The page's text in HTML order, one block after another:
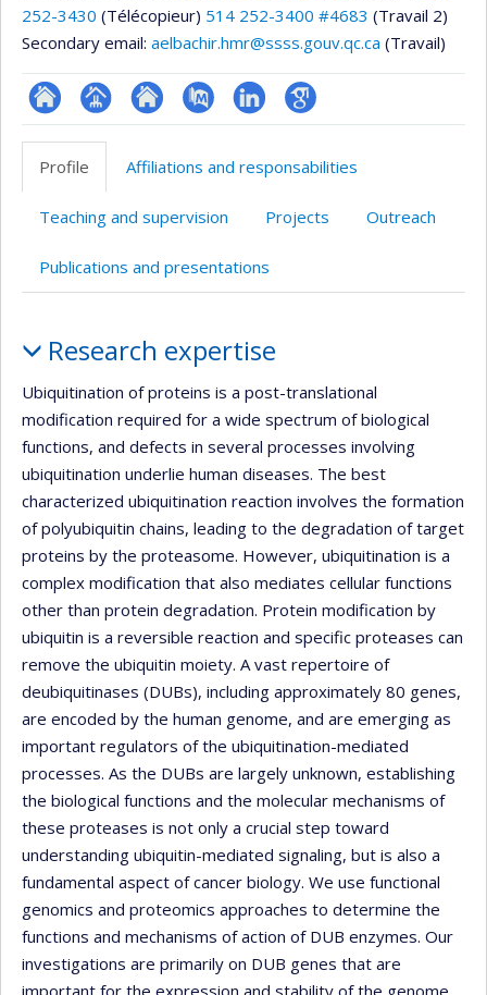
252-3430 (Télécopieur) 514 252-3400 #4683 (Travail 2)
Secondary email: aelbachir.hmr@ssss.gouv.qc.ca (Travail)
ResearchGate
Page
professionnelle
(faculté,département,école)
Site
web
l’unité
recherche
PubMedLinkedInGoogle
Profile Affiliations and responsabilities
Teaching and supervision Projects Outreach
Publications and presentations
Research expertise
Ubiquitination of proteins is a post-translational
modification required for a wide spectrum of biological
functions, and defects in several processes involving
ubiquitination underlie human diseases. The best
characterized ubiquitination reaction involves the formation
of polyubiquitin chains, leading to the degradation of target
proteins by the proteasome. However, ubiquitination is a
complex modification that also mediates cellular functions
other than protein degradation. Protein modification by
ubiquitin is a reversible reaction and specific proteases can
remove the ubiquitin moiety. A vast repertoire of
deubiquitinases (DUBs), including approximately 80 genes,
are encoded by the human genome, and are emerging as
important regulators of the ubiquitination-mediated
processes. As the DUBs are largely unknown, establishing
the biological functions and the molecular mechanisms of
these proteases is not only a crucial step toward
understanding ubiquitin-mediated signaling, but is also a
fundamental aspect of cancer biology. We use functional
genomics and proteomics approaches to determine the
functions and mechanisms of action of DUB enzymes. Our
investigations are primarily on DUB genes that are
important for the expression and stability of the genome.